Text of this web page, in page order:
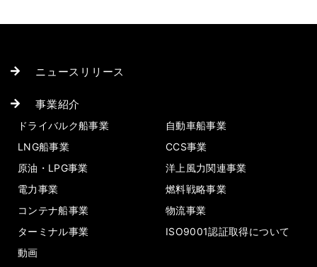
ニュースリリース
事業紹介
ドライバルク船事業
自動車船事業
LNG船事業
CCS事業
原油・LPG事業
洋上風力関連事業
電力事業
燃料戦略事業
コンテナ船事業
物流事業
ターミナル事業
ISO9001認証取得について
動画